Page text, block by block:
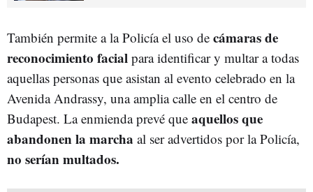
También permite a la Policía el uso de cámaras de
reconocimiento facial para identificar y multar a todas
aquellas personas que asistan al evento celebrado en la
Avenida Andrassy, ​​una amplia calle en el centro de
Budapest. La enmienda prevé que aquellos que
abandonen la marcha al ser advertidos por la Policía,
no serían multados.